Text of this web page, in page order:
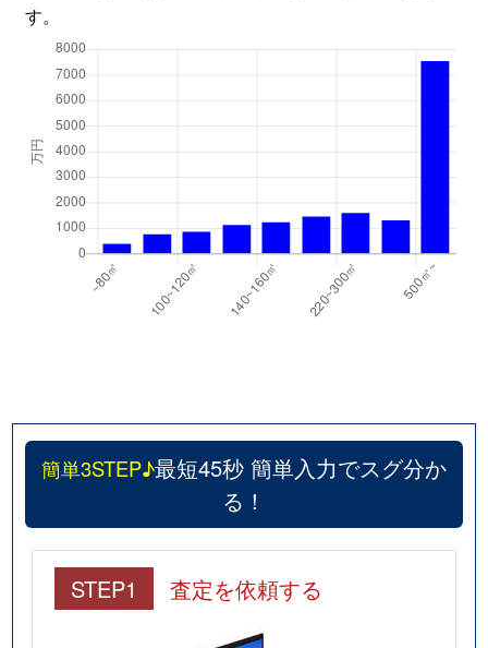
す。
簡単3STEP♪最短45秒 簡単入力でスグ分か
る！
STEP1 査定を依頼する